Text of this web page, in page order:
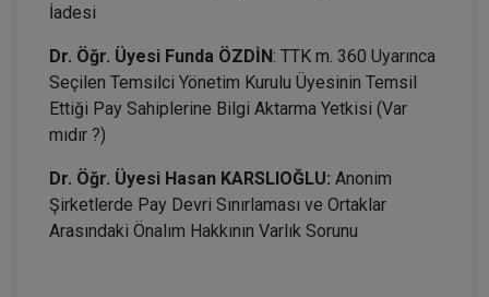
İadesi
Dr. Öğr. Üyesi Funda ÖZDİN: TTK m. 360 Uyarınca
Seçilen Temsilci Yönetim Kurulu Üyesinin Temsil
Ettiği Pay Sahiplerine Bilgi Aktarma Yetkisi (Var
mıdır ?)
Dr. Öğr. Üyesi Hasan KARSLIOĞLU: Anonim
Şirketlerde Pay Devri Sınırlaması ve Ortaklar
Arasındaki Önalım Hakkının Varlık Sorunu